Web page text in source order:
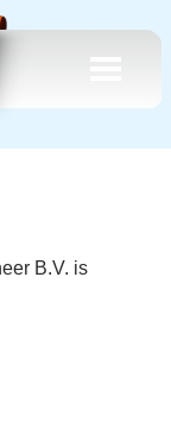
B.V. is